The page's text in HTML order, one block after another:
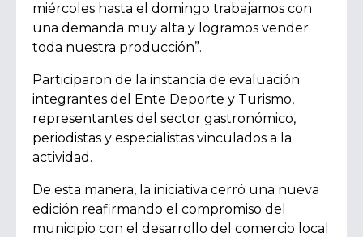
miércoles hasta el domingo trabajamos con
una demanda muy alta y logramos vender
toda nuestra producción”.
Participaron de la instancia de evaluación
integrantes del Ente Deporte y Turismo,
representantes del sector gastronómico,
periodistas y especialistas vinculados a la
actividad.
De esta manera, la iniciativa cerró una nueva
edición reafirmando el compromiso del
municipio con el desarrollo del comercio local